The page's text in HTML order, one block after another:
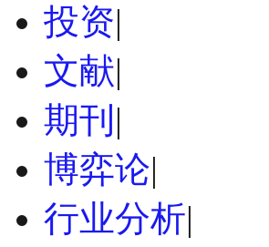
投资|
文献|
期刊 |
博弈论|
行业分析|